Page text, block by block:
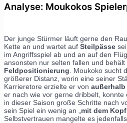
Analyse: Moukokos
Der junge Stürmer läuft gerne den
Kette an und wartet auf Steilpässe
im Angriffsspiel ab und an auf den
ansonsten nur selten fallen und
Feldpositionierung . Moukoko sucht
größerer Distanz, worin eine seiner
Karrieretore erzielte er von außerhalb
er nach wie vor gerne dribbelt,
in dieser Saison große Schritte nach
sein Spiel ein wenig an „ mit dem
Selbstvertrauen mangelte es jedenfalls